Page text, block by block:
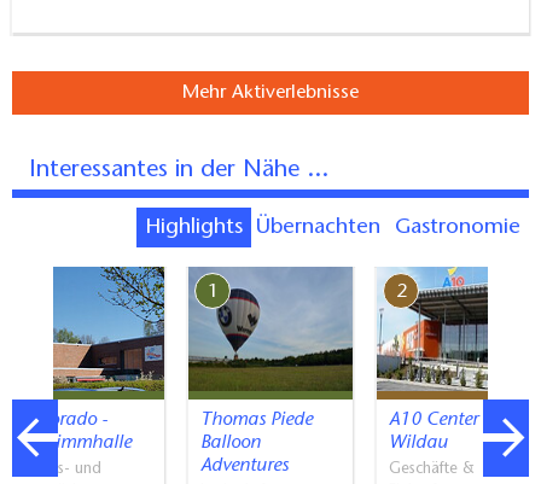
Mehr Aktiverlebnisse
Interessantes in der Nähe ...
Highlights Übernachten Gastronomie
Wildorado -
Schwimmhalle
Erlebnis- und
1
Thomas Piede
Balloon
Adventures
2
A10 Center
Wildau
Geschäfte &